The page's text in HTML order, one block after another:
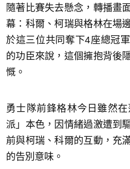
隨著比賽失去懸念，轉播畫
幕：科爾、柯瑞與格林在場
於這三位共同奪下4座總冠
的功臣來說，這個擁抱背後
慨。
勇士隊前鋒格林今日雖然
派」本色，因情緒過激遭到
前與柯瑞、科爾的互動，充
的告別意味。